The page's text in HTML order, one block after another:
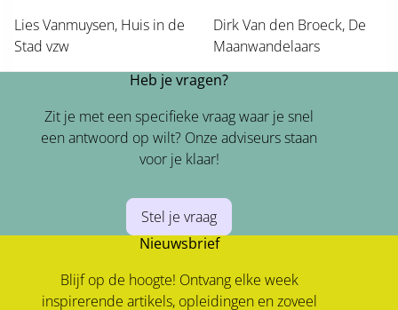
Lies Vanmuysen, Huis in de
Stad vzw
Dirk Van den Broeck, De
Maanwandelaars
Heb je vragen?
Zit je met een specifieke vraag waar je snel
een antwoord op wilt? Onze adviseurs staan
voor je klaar!
Stel je vraag
Nieuwsbrief
Blijf op de hoogte! Ontvang elke week
inspirerende artikels, opleidingen en zoveel